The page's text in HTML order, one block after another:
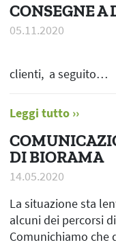
CONSEGNE A
05.11.2020
clienti, a seguito…
Leggi tutto
DI BIORAMA
14.05.2020
La situazione sta
alcuni dei percorsi
Comunichiamo che